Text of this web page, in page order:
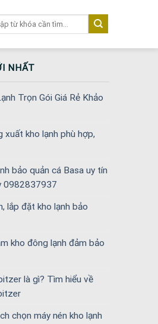
NHẤT
Trọn Gói Giá Rẻ Khảo
xuất kho lạnh phù hợp,
bảo quản cá Basa uy tín
0982837937
lắp đặt kho lạnh bảo
kho đông lạnh đảm bảo
là gì? Tìm hiểu về
chọn máy nén kho lạnh